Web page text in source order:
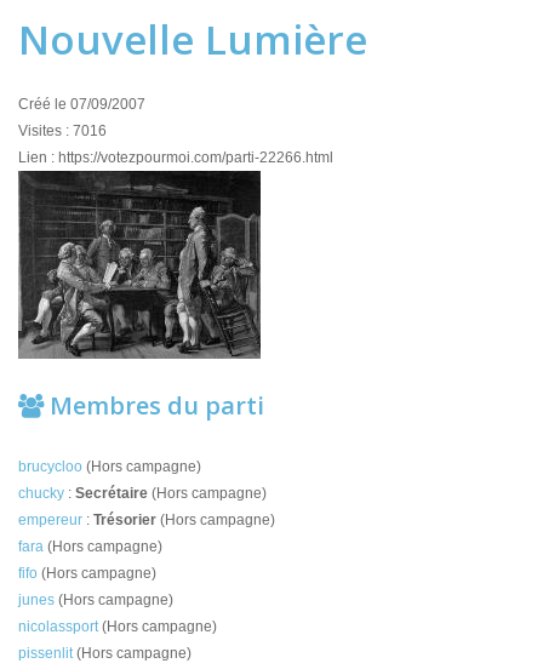
Nouvelle Lumière
Créé le 07/09/2007
Visites : 7016
Lien : https://votezpourmoi.com/parti-22266.html
Membres du parti
brucycloo (Hors campagne)
chucky : Secrétaire (Hors campagne)
empereur : Trésorier (Hors campagne)
fara (Hors campagne)
fifo (Hors campagne)
junes (Hors campagne)
nicolassport (Hors campagne)
pissenlit (Hors campagne)